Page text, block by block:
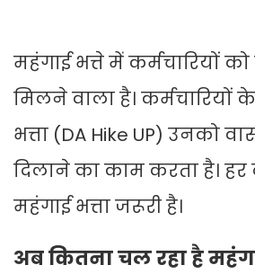
महंगाई भत्ते में कर्मचारियों
मिलने वाला है। कर्मचारियों
भत्ता (DA Hike UP) उनको
दिलाने का काम करता है। हर
महंगाई भत्ता जरूरी है।
अब कितना चल रहा है